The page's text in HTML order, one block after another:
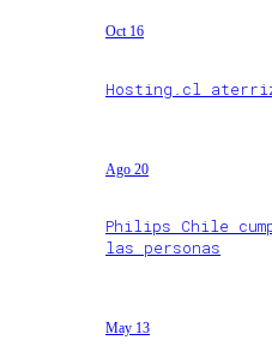
Oct 16
Hosting.cl
Ago 20
Philips Chile
las personas
May 13